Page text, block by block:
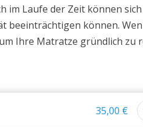
im Laufe der Zeit können
beeinträchtigen können.
Ihre Matratze gründlich zu
35,00 €